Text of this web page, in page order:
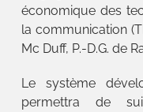
économique des
la communication
Mc Duff, P.-D.G. de
Le système
permettra de